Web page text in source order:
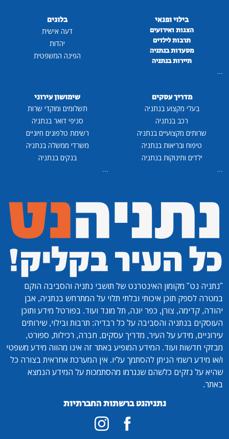
בילוי ופנאי
הצגות ואירועים
תרבות לילדים
מסעדות בנתניה
תיירות בנתניה
...
בלוגים
דעה אישית
יהדות
הפינה המשפטית
מדריך עסקים
בעלי מקצוע בנתניה
רכב בנתניה
שרותים מקצועיים בנתניה
טיפוח ובריאות בנתניה
ילדים ותינוקות בנתניה
...
שימושון עירוני
תשלומים ומוקדי שרות
סניפי דואר בנתניה
רשימת טלפונים חיוניים
משרדי ממשלה בנתניה
בנקים בנתניה
...
"נתניה נט" מקומון האינטרנט של תושבי נתניה והסביבה הוקם
במטרה לספק תוכן איכותי ובלתי תלוי על המתרחש בנתניה, אבן
יהודה, קדימה, צורן, כפר יונה, תל מונד ועוד. בפורטל מידע ותוכן
העוסקים בנתניה והסביבה על כל רבדיה: תרבות ובילוי, שירותים
עירוניים, מידע על העיר, מדריך עסקים, חברה, רכילות, ספורט,
מבזקי חדשות ועוד. המידע המופיע באתר זה אינו מהווה מידע משפטי
ו/או מידע רשמי הניתן להסתמך עליו. אין המערכת אחראית בצורה כל
שהיא על נזקים כלשהם שנגרמו מהסתמכות על המידע הנמצא
באתר.
נתניהנט ברשתות החברתיות